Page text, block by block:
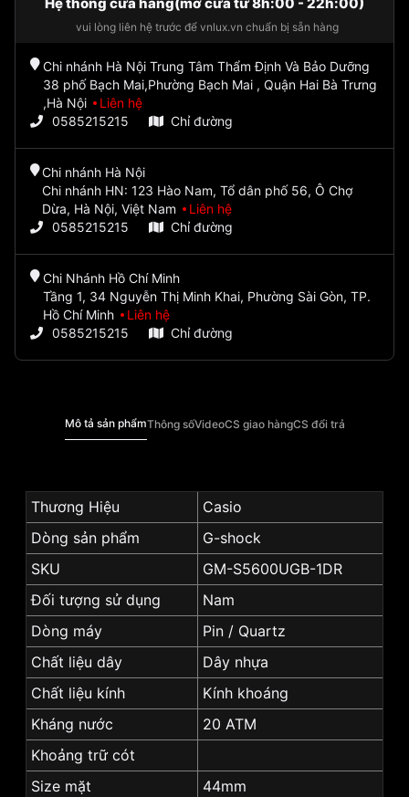
Hệ thống cửa hàng(mở cửa từ 8h:00 - 22h:00)
vui lòng liên hệ trước để vnlux.vn chuẩn bị sẵn hàng
Chi nhánh Hà Nội Trung Tâm Thẩm Định Và Bảo Dưỡng
38 phố Bạch Mai,Phường Bạch Mai , Quận Hai Bà Trưng
,Hà Nội
Liên hệ
0585215215
Chỉ đường
Chi nhánh Hà Nội
Chi nhánh HN: 123 Hào Nam, Tổ dân phố 56, Ô Chợ
Dừa, Hà Nội, Việt Nam
Liên hệ
0585215215
Chỉ đường
Chi Nhánh Hồ Chí Minh
Tầng 1, 34 Nguyễn Thị Minh Khai, Phường Sài Gòn, TP.
Hồ Chí Minh
Liên hệ
0585215215
Chỉ đường
Mô tả sản phẩmThông sốVideoCS giao hàngCS đổi trả
Thương Hiệu
Casio
Dòng sản phẩm
G-shock
SKU
GM-S5600UGB-1DR
Đối tượng sử dụng
Nam
Dòng máy
Pin / Quartz
Chất liệu dây
Dây nhựa
Chất liệu kính
Kính khoáng
Kháng nước
20 ATM
Khoảng trữ cót
Size mặt
44mm